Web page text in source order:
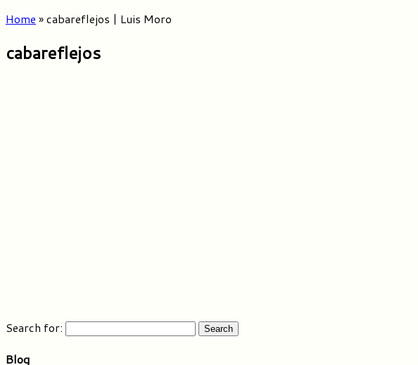
Home »cabareflejos | Luis Moro
cabareflejos
Search for:
Blog